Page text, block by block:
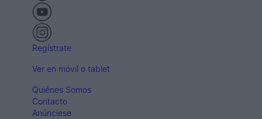
Regístrate
Ver en móvil o tablet
Quiénes Somos
Contacto
Anúnciese